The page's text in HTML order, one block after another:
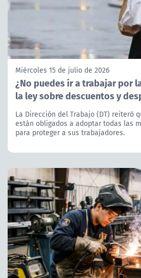
Miércoles 15 de julio de 2026
¿No puedes ir a trabajar por
la ley sobre descuentos y
La Dirección del Trabajo (DT) reiteró
están obligados a adoptar todas las
para proteger a sus trabajadores.